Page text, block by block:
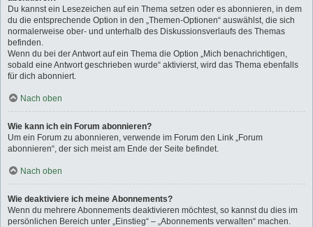
Du kannst ein Lesezeichen auf ein Thema setzen oder es abonnieren, in dem
du die entsprechende Option in den „Themen-Optionen“ auswählst, die sich
normalerweise ober- und unterhalb des Diskussionsverlaufs des Themas
befinden.
Wenn du bei der Antwort auf ein Thema die Option „Mich benachrichtigen,
sobald eine Antwort geschrieben wurde“ aktivierst, wird das Thema ebenfalls
für dich abonniert.
Nach oben
Wie kann ich ein Forum abonnieren?
Um ein Forum zu abonnieren, verwende im Forum den Link „Forum
abonnieren“, der sich meist am Ende der Seite befindet.
Nach oben
Wie deaktiviere ich meine Abonnements?
Wenn du mehrere Abonnements deaktivieren möchtest, so kannst du dies im
persönlichen Bereich unter „Einstieg“ – „Abonnements verwalten“ machen.